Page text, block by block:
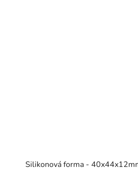
Silikonová forma -